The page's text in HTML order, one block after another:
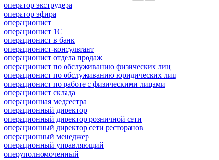
оператор экструдера
оператор эфира
операционист
операционист 1С
операционист в банк
операционист-консультант
операционист отдела продаж
операционист по обслуживанию физических лиц
операционист по обслуживанию юридических лиц
операционист по работе с физическими лицами
операционист склада
операционная медсестра
операционный директор
операционный директор розничной сети
операционный директор сети ресторанов
операционный менеджер
операционный управляющий
оперуполномоченный